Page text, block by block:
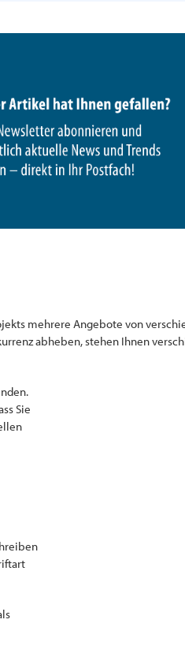
mehrere Angebote von
abheben, stehen Ihnen
Sie